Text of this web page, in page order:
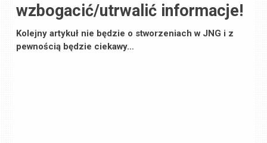
wzbogacić/utrwalić informacje!
Kolejny artykuł nie będzie o stworzeniach w JNG i z
pewnością będzie ciekawy…